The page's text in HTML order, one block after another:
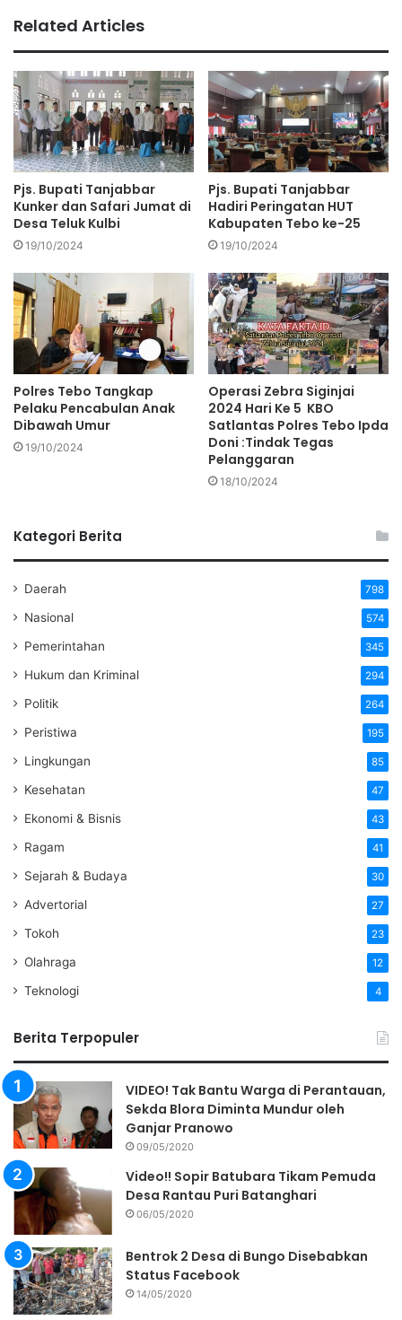
Related Articles
Pjs. Bupati Tanjabbar
Kunker dan Safari Jumat di
Desa Teluk Kulbi
19/10/2024
Pjs. Bupati Tanjabbar
Hadiri Peringatan HUT
Kabupaten Tebo ke-25
19/10/2024
Polres Tebo Tangkap
Pelaku Pencabulan Anak
Dibawah Umur
19/10/2024
Operasi Zebra Siginjai
2024 Hari Ke 5 KBO
Satlantas Polres Tebo Ipda
Doni :Tindak Tegas
Pelanggaran
18/10/2024
Kategori Berita
Daerah 798
Nasional 574
Pemerintahan 345
Hukum dan Kriminal 294
Politik 264
Peristiwa 195
Lingkungan 85
Kesehatan 47
Ekonomi & Bisnis 43
Ragam 41
Sejarah & Budaya 30
Advertorial 27
Tokoh 23
Olahraga 12
Teknologi 4
Berita Terpopuler
VIDEO! Tak Bantu Warga di Perantauan,
Sekda Blora Diminta Mundur oleh
Ganjar Pranowo
09/05/2020
Video!! Sopir Batubara Tikam Pemuda
Desa Rantau Puri Batanghari
06/05/2020
Bentrok 2 Desa di Bungo Disebabkan
Status Facebook
14/05/2020